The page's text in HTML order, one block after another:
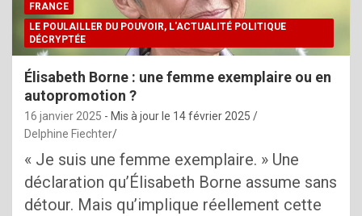
FRANCE
LE POULAILLER DU POUVOIR, L'ACTUALITÉ POLITIQUE
DÉCRYPTÉE
Élisabeth Borne : une femme exemplaire ou en
autopromotion ?
16 janvier 2025 - Mis à jour le 14 février 2025
Delphine Fiechter
« Je suis une femme exemplaire. » Une
déclaration qu’Élisabeth Borne assume sans
détour. Mais qu’implique réellement cette